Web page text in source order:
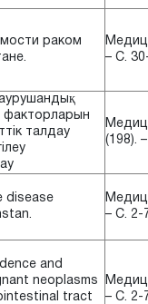
раком
– С.
факторларын
талдау
(198).
disease
– С. 2-
and
neoplasms
tract
– С. 2-